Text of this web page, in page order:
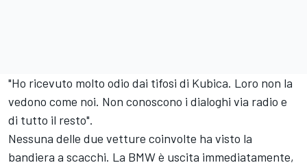
"Ho ricevuto molto odio dai tifosi di Kubica. Loro non la
vedono come noi. Non conoscono i dialoghi via radio e
di tutto il resto".
Nessuna delle due vetture coinvolte ha visto la
bandiera a scacchi. La BMW è uscita immediatamente,